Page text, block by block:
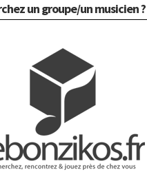
un groupe/un musicien ?